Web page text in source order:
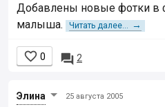
Добавлены новые фотки в
малыша.
Читать далее... →
 0  2
Элинa 25 августа 2005